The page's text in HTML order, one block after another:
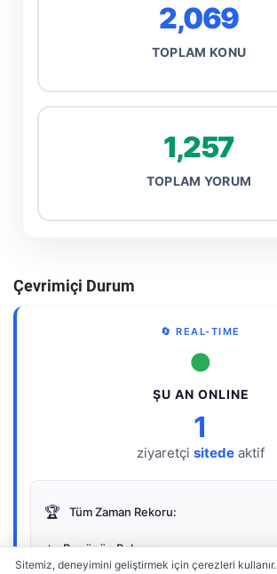
2,069
TOPLAM KONU
1,257
TOPLAM YORUM
Çevrimiçi Durum
🔄 REAL-TIME
●
ŞU AN ONLINE
1
ziyaretçi sitede aktif
🏆 Tüm Zaman Rekoru:
⭐ Bugünün Rekoru:
Sitemiz, deneyimini geliştirmek için çerezleri kullanır.